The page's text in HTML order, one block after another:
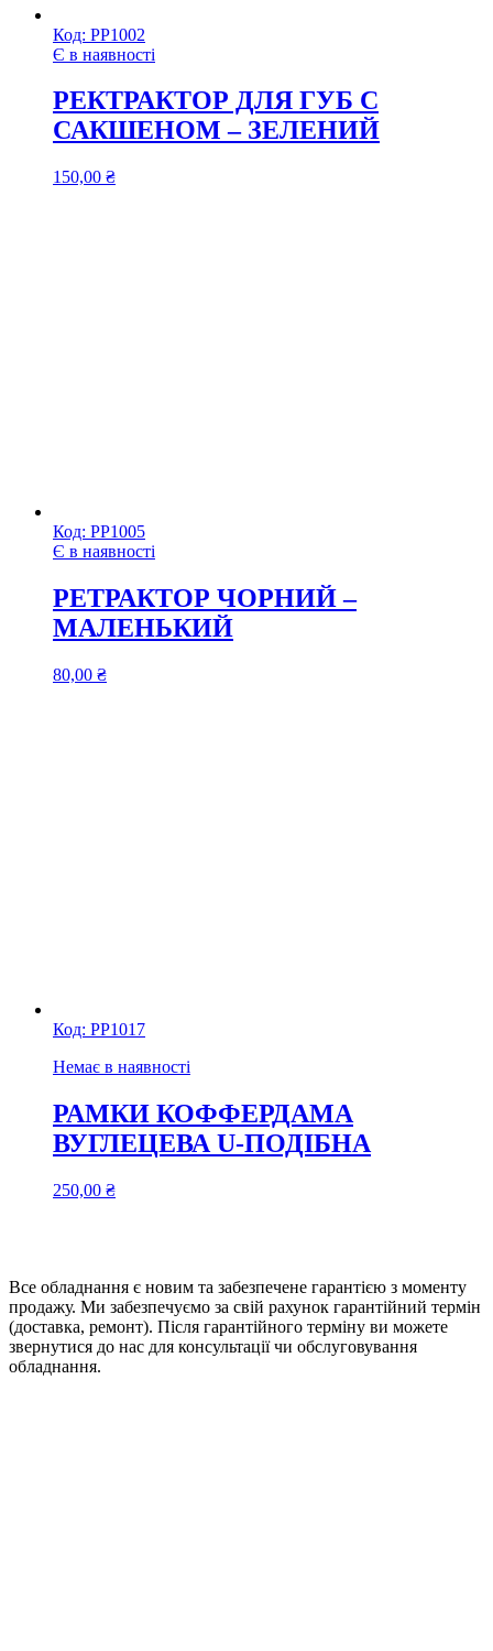
Код: РР1002
Є в наявності
РЕКТРАКТОР ДЛЯ ГУБ С
САКШЕНОМ – ЗЕЛЕНИЙ
150,00 ₴
Код: РР1005
Є в наявності
РЕТРАКТОР ЧОРНИЙ –
МАЛЕНЬКИЙ
80,00 ₴
Код: РР1017
Немає в наявності
РАМКИ КОФФЕРДАМА
ВУГЛЕЦЕВА U-ПОДІБНА
250,00 ₴
Все обладнання є новим та забезпечене гарантією з моменту
продажу. Ми забезпечуємо за свій рахунок гарантійний термін
(доставка, ремонт). Після гарантійного терміну ви можете
звернутися до нас для консультації чи обслуговування
обладнання.